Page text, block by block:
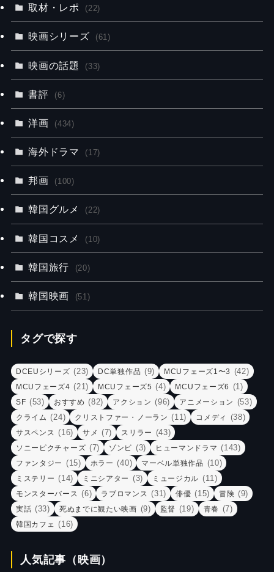
取材・レポ (22)
映画シリーズ (61)
映画の話題 (33)
書評 (6)
洋画 (434)
海外ドラマ (17)
邦画 (100)
韓国グルメ (22)
韓国コスメ (10)
韓国旅行 (20)
韓国映画 (51)
タグで探す
DCEUシリーズ (23) DC単独作品 (9) MCUフェーズ1〜3 (42)
MCUフェーズ4 (21) MCUフェーズ5 (4) MCUフェーズ6 (1)
SF (53) おすすめ (82) アクション (96) アニメーション (53)
クライム (24) クリストファー・ノーラン (11) コメディ (38)
サスペンス (16) サメ (7) スリラー (43)
ソニーピクチャーズ (7) ゾンビ (3) ヒューマンドラマ (143)
ファンタジー (15) ホラー (40) マーベル単独作品 (10)
ミステリー (14) ミニシアター (3) ミュージカル (11)
モンスターバース (6) ラブロマンス (31) 俳優 (15) 冒険 (9)
実話 (33) 死ぬまでに観たい映画 (9) 監督 (19) 青春 (7)
韓国カフェ (16)
人気記事（映画）